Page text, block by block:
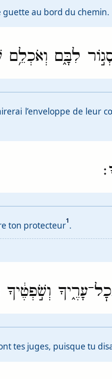
guette au bord du chemin.
לִבָּ֑ם
l’enveloppe de leur
ton protecteur1.
tes juges, puisque tu